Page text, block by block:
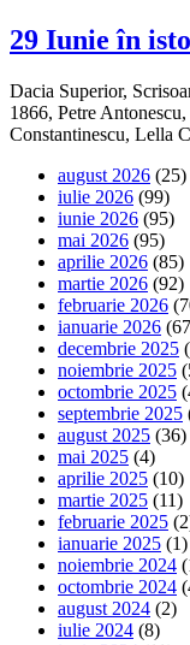
29 Iunie în
Dacia Superior,
1866, Petre
Constantinescu, Lella
august 2026 (25)
iulie 2026 (99)
iunie 2026 (95)
mai 2026 (95)
aprilie 2026 (85)
martie 2026 (92)
februarie 2026
ianuarie 2026
decembrie 2025
noiembrie 2025
octombrie 2025
septembrie 2025
august 2025 (36)
mai 2025 (4)
aprilie 2025 (10)
martie 2025 (11)
februarie 2025
ianuarie 2025 (1)
noiembrie 2024
octombrie 2024
august 2024 (2)
iulie 2024 (8)